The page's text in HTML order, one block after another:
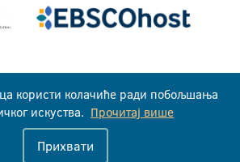
у Бањој Луци © 2026
Сва права задржана
користи колачиће ради побољшања
искуства. Прочитај више
Прихвати